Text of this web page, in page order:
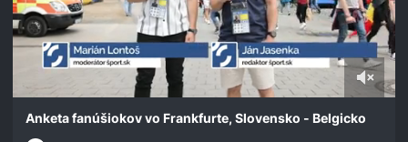
seconds
Anketa fanúšiokov vo Frankfurte, Slovensko - Belgicko